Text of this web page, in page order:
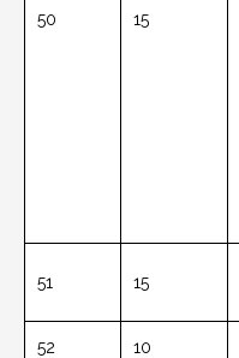
50 15
51 15
52 10